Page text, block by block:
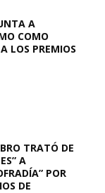
A
COMO
LOS PREMIOS
TRATÓ DE
A
POR
DE